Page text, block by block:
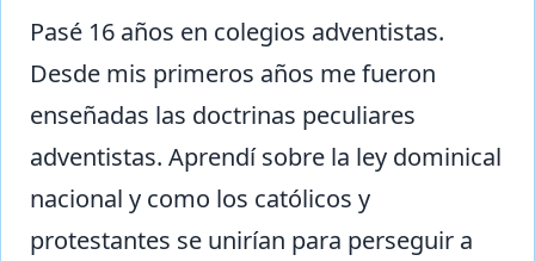
Pasé 16 años en colegios adventistas.
Desde mis primeros años me fueron
enseñadas las doctrinas peculiares
adventistas. Aprendí sobre la ley dominical
nacional y como los católicos y
protestantes se unirían para perseguir a